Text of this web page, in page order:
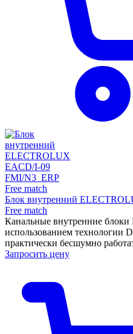
Блок внутренний
Free match
Канальные внутренние
использованием технологии
практически бесшумно
Запросить цену